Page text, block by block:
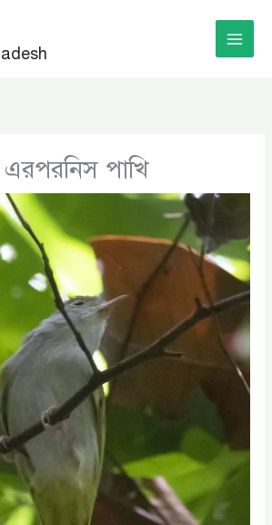
এরপরনিস পাখি